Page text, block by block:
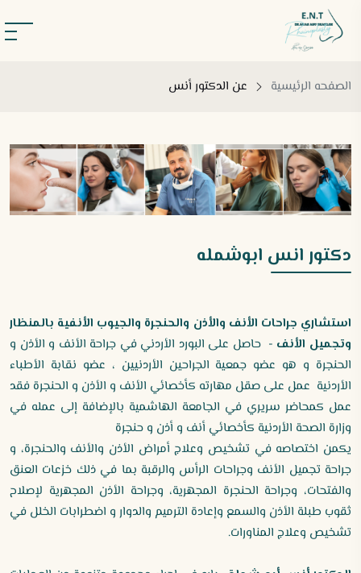
الصفحه الرئيسية عن الدكتور أنس
دكتور انس ابوشمله
استشاري جراحات الأنف والأذن والحنجرة والجيوب الأنفية بالمنظار
وتجميل الأنف - حاصل على البورد الأردني في جراحة الأنف و الأذن و
الحنجرة و هو عضو جمعية الجراحين الأردنيين ، عضو نقابة الأطباء
الأردنية عمل على صقل مهارته كأخصائي الأنف و الأذن و الحنجرة فقد
عمل كمحاضر سريري في الجامعة الهاشمية بالإضافة إلى عمله في
وزارة الصحة الأردنية كأخصائي أنف و أذن و حنجرة
يكمن اختصاصه في تشخيص وعلاج أمراض الأذن والأنف والحنجرة، و
جراحة تجميل الأنف وجراحات الرأس والرقبة بما في ذلك خزعات العنق
والفتحات، وجراحة الحنجرة المجهرية، وجراحة الأذن المجهرية لإصلاح
ثقوب طبلة الأذن والسمع وإعادة الترميم والدوار و اضطرابات الخلل في
تشخيص وعلاج المناورات.